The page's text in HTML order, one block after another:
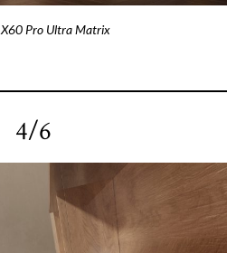
Pro Ultra Matrix
4/6